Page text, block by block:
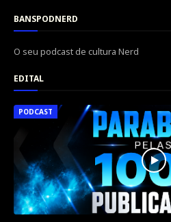
BANSPODNERD
O seu podcast de cultura Nerd
EDITAL
PODCAST